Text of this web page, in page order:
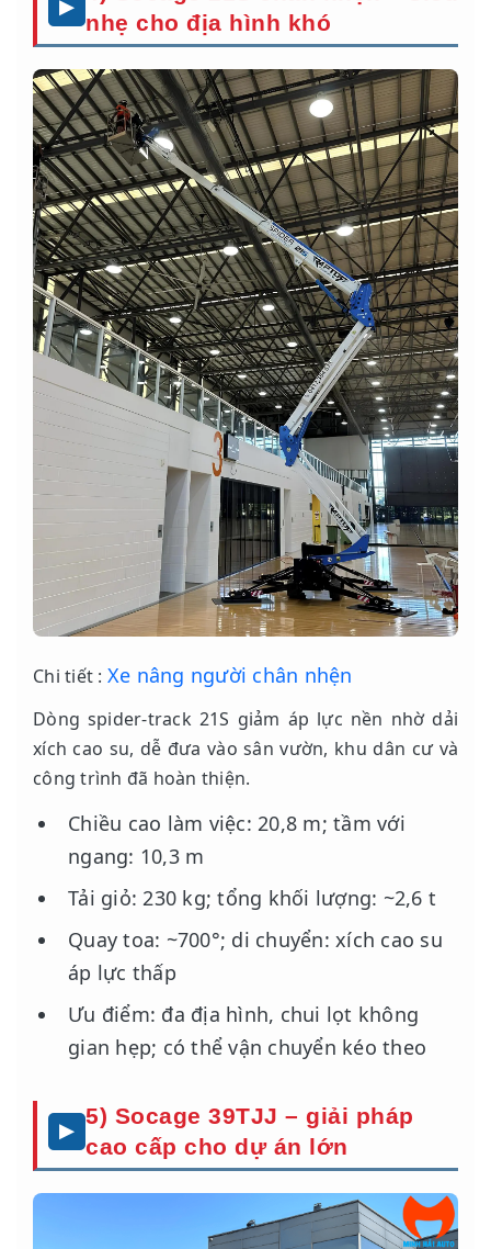
nhẹ cho địa hình khó
Chi tiết : Xe nâng người chân nhện
Dòng spider-track 21S giảm áp lực nền nhờ dải
xích cao su, dễ đưa vào sân vườn, khu dân cư và
công trình đã hoàn thiện.
Chiều cao làm việc: 20,8 m; tầm với
ngang: 10,3 m
Tải giỏ: 230 kg; tổng khối lượng: ~2,6 t
Quay toa: ~700°; di chuyển: xích cao su
áp lực thấp
Ưu điểm: đa địa hình, chui lọt không
gian hẹp; có thể vận chuyển kéo theo
5) Socage 39TJJ – giải pháp
cao cấp cho dự án lớn